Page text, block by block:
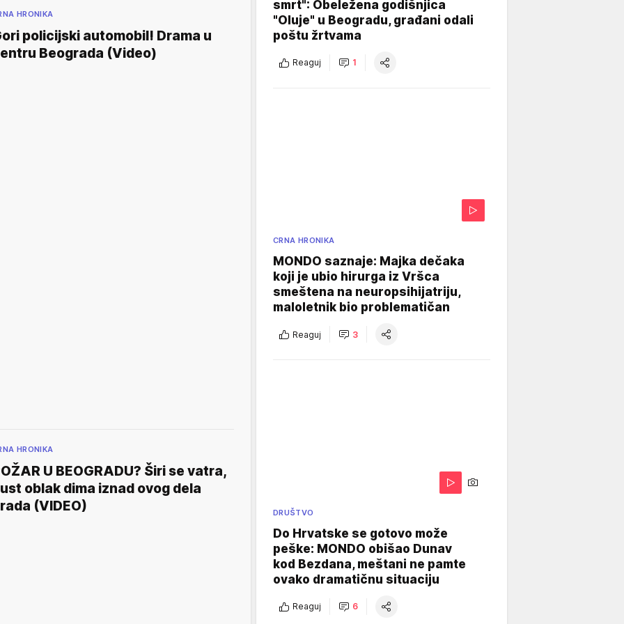
HRONIKA
policijski automobil! Drama u
Beograda (Video)
HRONIKA
U BEOGRADU? Širi se vatra,
oblak dima iznad ovog dela
(VIDEO)
smrt": Obeležena godišnjica
"Oluje" u Beogradu, građani odali
poštu žrtvama
Reaguj 1
CRNA HRONIKA
MONDO saznaje: Majka dečaka
koji je ubio hirurga iz Vršca
smeštena na neuropsihijatriju,
maloletnik bio problematičan
Reaguj 3
DRUŠTVO
Do Hrvatske se gotovo može
peške: MONDO obišao Dunav
kod Bezdana, meštani ne pamte
ovako dramatičnu situaciju
Reaguj 6